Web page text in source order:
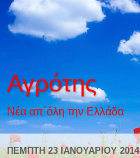
Αγρότης
Νέα απ΄όλη την Ελλάδα
ΠΈΜΠΤΗ 23 ΙΑΝΟΥΑΡΊΟΥ 2014